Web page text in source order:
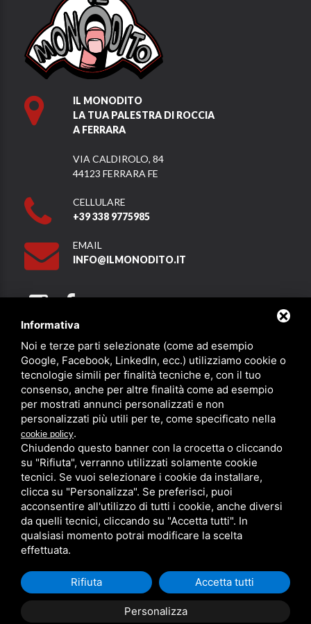
IL MONODITO
LA TUA PALESTRA DI ROCCIA
A FERRARA
VIA CALDIROLO, 84
44123 FERRARA FE
CELLULARE
+39 338 9775985
EMAIL
INFO@ILMONODITO.IT
Partner
PRIVACY SITEMAP/ QUESTO SITO È PROTETTO DA GOOGLE
RECAPTCHA V3,PRIVACY POLICYE TERMS OF SERVICEDI GOOGLE.
Informativa
Noi e terze parti selezionate (come ad esempio
Google, Facebook, LinkedIn, ecc.) utilizziamo cookie o
tecnologie simili per finalità tecniche e, con il tuo
consenso, anche per altre finalità come ad esempio
per mostrati annunci personalizzati e non
personalizzati più utili per te, come specificato nella
cookie policy.
Chiudendo questo banner con la crocetta o cliccando
su "Rifiuta", verranno utilizzati solamente cookie
tecnici. Se vuoi selezionare i cookie da installare,
clicca su "Personalizza". Se preferisci, puoi
acconsentire all'utilizzo di tutti i cookie, anche diversi
da quelli tecnici, cliccando su "Accetta tutti". In
qualsiasi momento potrai modificare la scelta
effettuata.
Personalizza
Rifiuta Accetta tutti